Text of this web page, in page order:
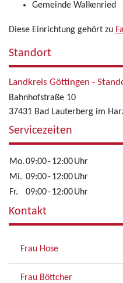
Gemeinde Walkenried
Diese Einrichtung gehört zu
Standort
Landkreis Göttingen -
Bahnhofstraße 10
37431 Bad Lauterberg im
Servicezeiten
Mo.09:00-12:00Uhr
Mi. 09:00-12:00Uhr
Fr.
09:00-12:00Uhr
Kontakt
Frau Hose
Frau Böttcher